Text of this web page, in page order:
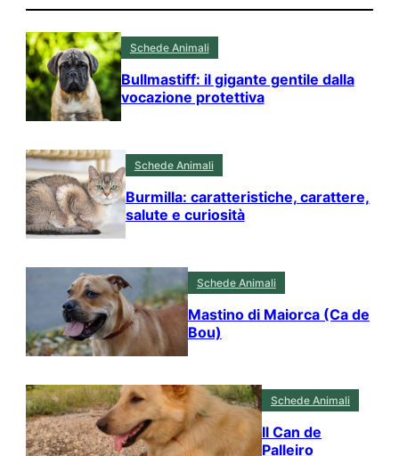
Schede Animali
Bullmastiff: il gigante gentile dalla
vocazione protettiva
Schede Animali
Burmilla: caratteristiche, carattere,
salute e curiosità
Schede Animali
Mastino di Maiorca (Ca de
Bou)
Schede Animali
Il Can de
Palleiro